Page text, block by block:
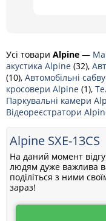
Усі товари Alpine —
акустика Alpine (32),
(10), Автомобільні
кросовери Alpine (1),
Паркувальні камери
Відеореєстратори
Alpine SXE-13CS
На даний момент
людям дуже важлива
поділіться з ними
зараз!